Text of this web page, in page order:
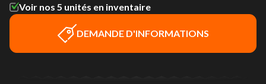
Voir nos 5 unités en inventaire
DEMANDE D'INFORMATIONS